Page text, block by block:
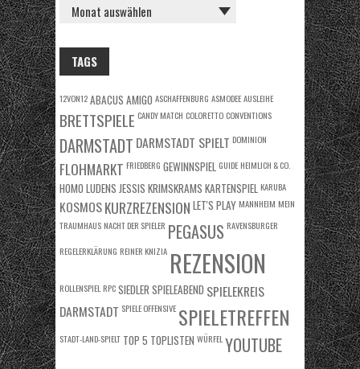
TAGS
12VON12ABACUS AMIGO ASCHAFFENBURG ASMODEEAUSLEIHE
BRETTSPIELE CANDY MATCH COLORETTO CONVENTIONS
DARMSTADT DARMSTADT SPIELT DOMINION
FLOHMARKT FRIEDBERG GEWINNSPIEL GUIDE HEIMLICH & CO.
HOMO LUDENS JESSIS KRIMSKRAMS KARTENSPIEL KARUBA
KOSMOSKURZREZENSION LET'S PLAY MANNHEIM MEIN
TRAUMHAUS NACHT DER SPIELER PEGASUS RAVENSBURGER
REGELERKLÄRUNG REINER KNIZIA REZENSION
ROLLENSPIEL RPCSIEDLER SPIELEABEND SPIELEKREIS
DARMSTADT SPIELE OFFENSIVE SPIELETREFFEN
STADT-LAND-SPIELT TOP 5 TOPLISTEN WÜRFEL YOUTUBE